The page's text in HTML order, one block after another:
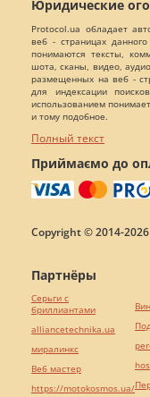
Юридические
Protocol.ua обладает
веб - страницах
понимаются тексты,
шота, сканы, видео,
размещенных на веб -
для индексации
использованием
и тому подобное.
Полный текст
Приймаємо до
Copyright © 2014-
Партнёры
Серьги с
бриллиантами
alliancetechnika.ua
миралинкс
Веб мастер
https://motokosmos.ua/